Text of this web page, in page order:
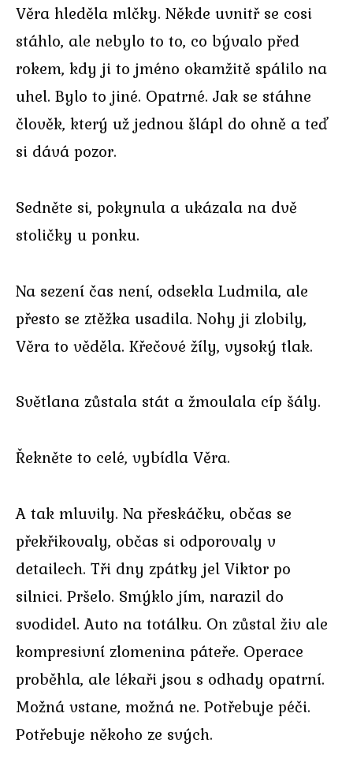
Věra hleděla mlčky. Někde uvnitř se cosi
stáhlo, ale nebylo to to, co bývalo před
rokem, kdy ji to jméno okamžitě spálilo na
uhel. Bylo to jiné. Opatrné. Jak se stáhne
člověk, který už jednou šlápl do ohně a teď
si dává pozor.
Sedněte si, pokynula a ukázala na dvě
stoličky u ponku.
Na sezení čas není, odsekla Ludmila, ale
přesto se ztěžka usadila. Nohy ji zlobily,
Věra to věděla. Křečové žíly, vysoký tlak.
Světlana zůstala stát a žmoulala cíp šály.
Řekněte to celé, vybídla Věra.
A tak mluvily. Na přeskáčku, občas se
překřikovaly, občas si odporovaly v
detailech. Tři dny zpátky jel Viktor po
silnici. Pršelo. Smýklo jím, narazil do
svodidel. Auto na totálku. On zůstal živ ale
kompresivní zlomenina páteře. Operace
proběhla, ale lékaři jsou s odhady opatrní.
Možná vstane, možná ne. Potřebuje péči.
Potřebuje někoho ze svých.